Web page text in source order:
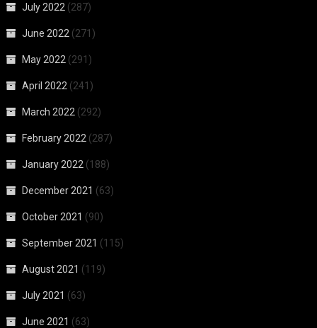
July 2022 (287)
June 2022 (271)
May 2022 (291)
April 2022 (241)
March 2022 (292)
February 2022 (287)
January 2022 (188)
December 2021 (63)
October 2021 (90)
September 2021 (115)
August 2021 (119)
July 2021 (63)
June 2021 (63)